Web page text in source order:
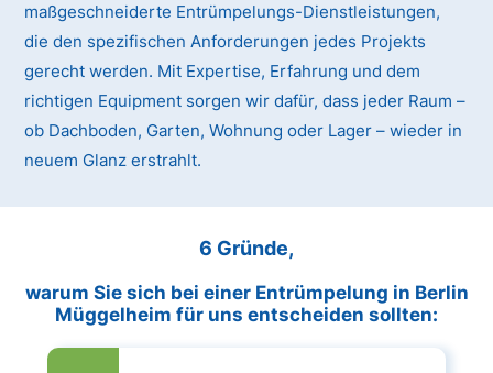
maßgeschneiderte Entrümpelungs-Dienstleistungen,
die den spezifischen Anforderungen jedes Projekts
gerecht werden. Mit Expertise, Erfahrung und dem
richtigen Equipment sorgen wir dafür, dass jeder Raum –
ob Dachboden, Garten, Wohnung oder Lager – wieder in
neuem Glanz erstrahlt.
6 Gründe,
warum Sie sich bei einer Entrümpelung in Berlin
Müggelheim für uns entscheiden sollten: